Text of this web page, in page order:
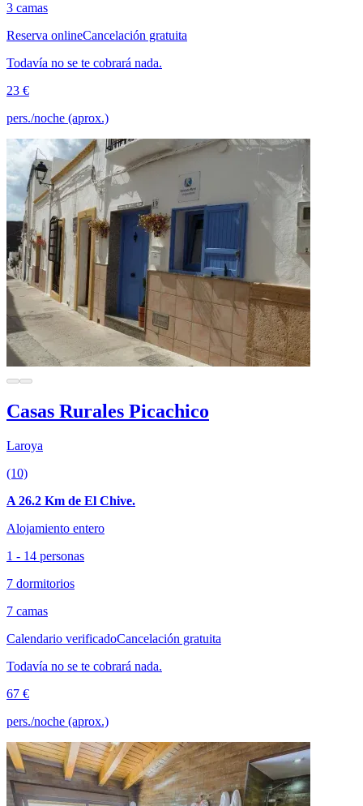
3 camas
Reserva onlineCancelación gratuita
Todavía no se te cobrará nada.
23 €
pers./noche (aprox.)
Casas Rurales Picachico
Laroya
(10)
A 26.2 Km de El Chive.
Alojamiento entero
1 - 14 personas
7 dormitorios
7 camas
Calendario verificadoCancelación gratuita
Todavía no se te cobrará nada.
67 €
pers./noche (aprox.)